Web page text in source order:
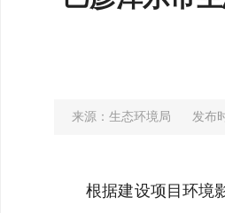
来源：生态环境局 发布
根据建设项目环境